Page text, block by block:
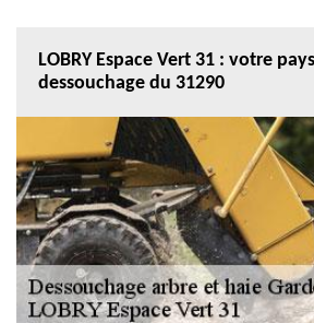
LOBRY Espace Vert 31 : votre
dessouchage du 31290